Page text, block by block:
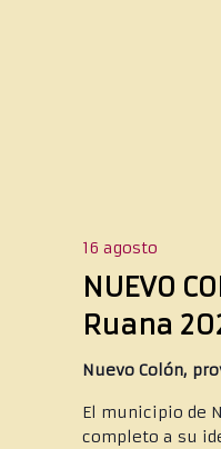
NUEVO
Ruana
16 agosto
Nuevo Colón,
El municipio de
completo a su